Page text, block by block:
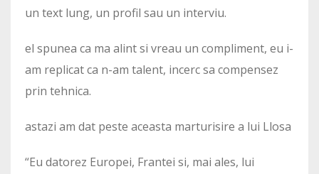
un text lung, un profil sau un interviu.
el spunea ca ma alint si vreau un compliment, eu i-
am replicat ca n-am talent, incerc sa compensez
prin tehnica.
astazi am dat peste aceasta marturisire a lui Llosa
“Eu datorez Europei, Frantei si, mai ales, lui